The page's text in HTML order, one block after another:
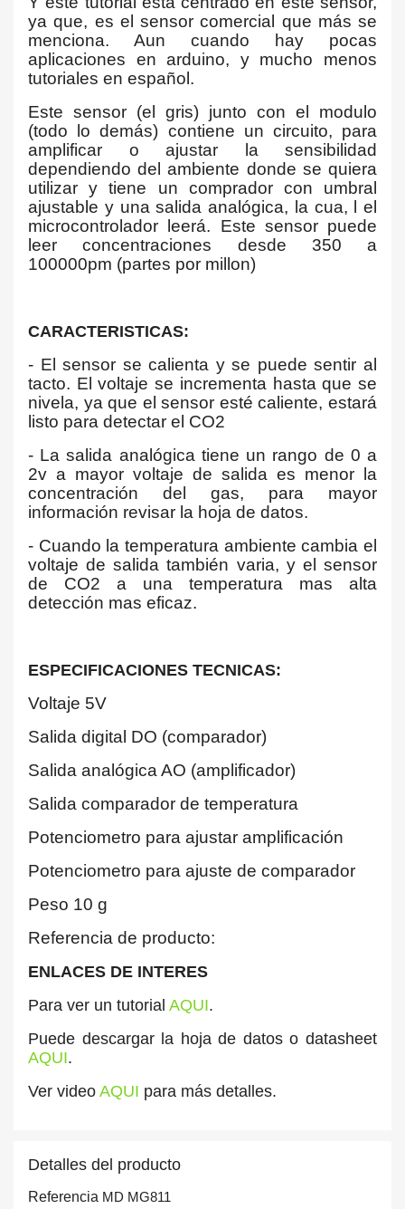
ya que, es el sensor comercial que más se
menciona. Aun cuando hay pocas
aplicaciones en arduino, y mucho menos
tutoriales en español.
Este sensor (el gris) junto con el modulo
(todo lo demás) contiene un circuito, para
amplificar o ajustar la sensibilidad
dependiendo del ambiente donde se quiera
utilizar y tiene un comprador con umbral
ajustable y una salida analógica, la cua, l el
microcontrolador leerá. Este sensor puede
leer concentraciones desde 350 a
100000pm (partes por millon)
CARACTERISTICAS:
- El sensor se calienta y se puede sentir al
tacto. El voltaje se incrementa hasta que se
nivela, ya que el sensor esté caliente, estará
listo para detectar el CO2
- La salida analógica tiene un rango de 0 a
2v a mayor voltaje de salida es menor la
concentración del gas, para mayor
información revisar la hoja de datos.
- Cuando la temperatura ambiente cambia el
voltaje de salida también varia, y el sensor
de CO2 a una temperatura mas alta
detección mas eficaz.
ESPECIFICACIONES TECNICAS:
Voltaje 5V
Salida digital DO (comparador)
Salida analógica AO (amplificador)
Salida comparador de temperatura
Potenciometro para ajustar amplificación
Potenciometro para ajuste de comparador
Peso 10 g
Referencia de producto:
ENLACES DE INTERES
Para ver un tutorial AQUI.
Puede descargar la hoja de datos o datasheet
AQUI.
Ver video AQUI para más detalles.
Detalles del producto
Referencia MD MG811